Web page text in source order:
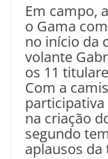
Em campo,
o Gama
no início da
volante
os 11
Com a
na criação
segundo
aplausos da